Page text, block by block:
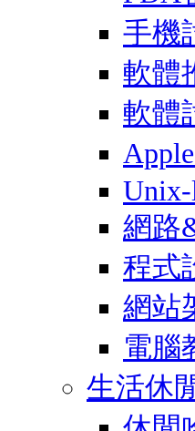
手機
軟體
軟體
網路
程式
網站
電腦
生活休